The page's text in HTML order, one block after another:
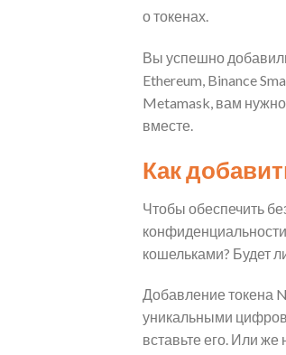
о токенах.
Вы успешно
Ethereum, Binance
Metamask, вам
вместе.
Как
Чтобы обеспечить
кошельками? Будет
Добавление токена
уникальными
вставьте его. Или же